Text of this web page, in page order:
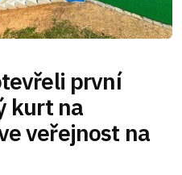
první
kurt na
veřejnost na